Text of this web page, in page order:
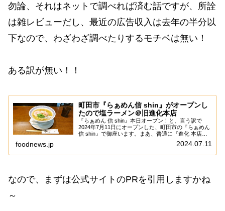
勿論、それはネットで調べれば済む話ですが、所詮
は雑レビューだし、最近の広告収入は去年の半分以
下なので、わざわざ調べたりするモチベは無い！
ある訳が無い！！
町田市『らぁめん信 shin』がオープンし
たので塩ラーメン＠旧進化本店
『らぁめん 信 shin』本日オープン！と、言う訳で
2024年7月11日にオープンした、町田市の『らぁめん
信 shin』で御座います。まあ、普通に『進化 本店』
のリニューアル的な感じでして、ゆえに場所と言うか
foodnews.jp 2024.07.11
なので、まずは公式サイトのPRを引用しますかね
～